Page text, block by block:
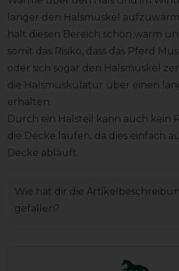
länger den Halsmuskel
hält diesen Bereich schön warm
somit das Risiko, dass das Pferd
oder sich sogar den Halsmuskel
die Halsmuskulatur über einen
erhalten.
Durch ein Halsteil kann auch kein
die Decke laufen, da dies einfach
Decke abläuft.
Wie hat dir die
gefallen?